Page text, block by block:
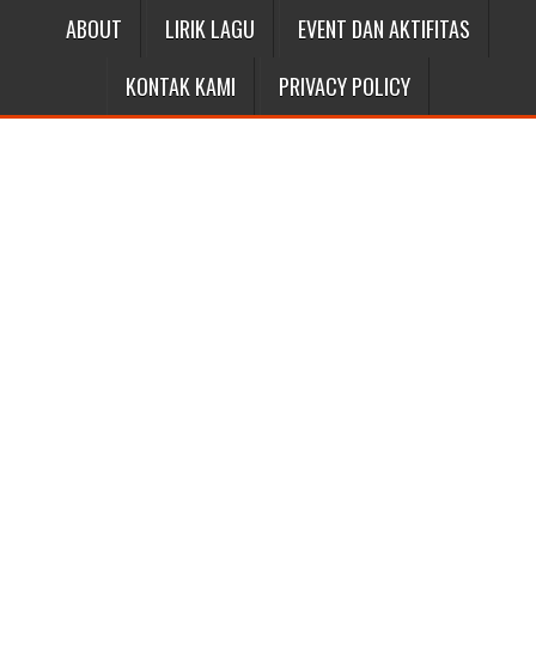
ABOUT LIRIK LAGU
EVENT DAN AKTIFITAS
KONTAK KAMI
PRIVACY POLICY